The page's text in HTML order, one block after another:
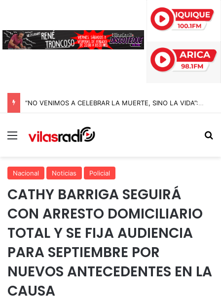
“NO VENIMOS A CELEBRAR LA MUERTE, SINO LA VIDA”: LA EMOTIVA ROMERÍA AL CEMENTERIO QUE MARCA EL CORAZÓN DE LA FIESTA DE SAN LORENZO
Menú
Nacional Noticias Policial
CATHY BARRIGA SEGUIRÁ
CON ARRESTO DOMICILIARIO
TOTAL Y SE FIJA AUDIENCIA
PARA SEPTIEMBRE POR
NUEVOS ANTECEDENTES EN LA
CAUSA